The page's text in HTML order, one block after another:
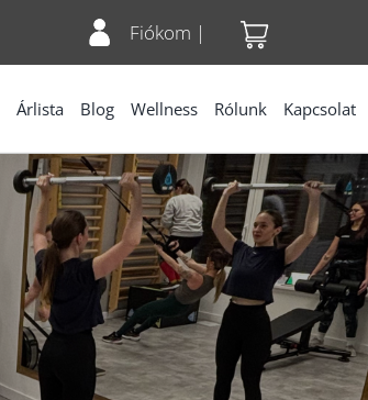
Fiókom |
Árlista Blog Wellness Rólunk Kapcsolat